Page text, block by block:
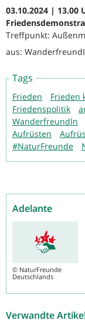
03.10.2024 | 13.00
Treffpunkt:
aus:
Tags
Frieden Frieden
Friedenspolitik
WanderfreundIn
Aufrüsten
#NaturFreunde
Adelante
© NaturFreunde
Deutschlands
Verwandte